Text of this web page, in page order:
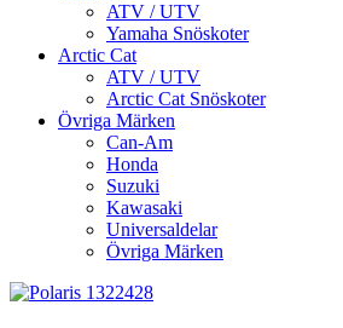
ATV / UTV
Yamaha Snöskoter
Arctic Cat
ATV / UTV
Arctic Cat Snöskoter
Övriga Märken
Can-Am
Honda
Suzuki
Kawasaki
Universaldelar
Övriga Märken